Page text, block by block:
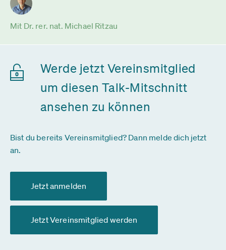
Mit Dr. rer. nat. Michael Ritzau
Werde jetzt Vereinsmitglied
um diesen Talk-Mitschnitt
ansehen zu können
Bist du bereits Vereinsmitglied? Dann melde dich jetzt
an.
Jetzt anmelden
Jetzt Vereinsmitglied werden